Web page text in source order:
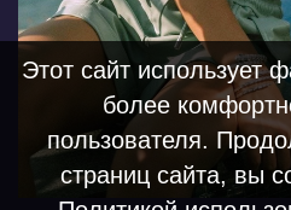
Этот сайт использует
более
пользователя.
страниц сайта, вы